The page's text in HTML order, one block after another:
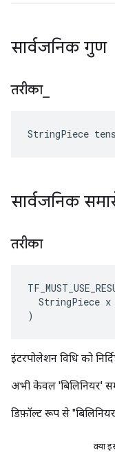
सार्वजनिक गुण
तरीका_
StringPiece
सार्वजनिक
तरीका
  StringPiece x
)
इंटरपोलेशन विधि को
अभी केवल 'बिलिनियर'
डिफ़ॉल्ट रूप से
क्या